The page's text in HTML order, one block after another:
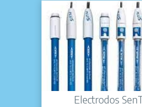
Electrodos